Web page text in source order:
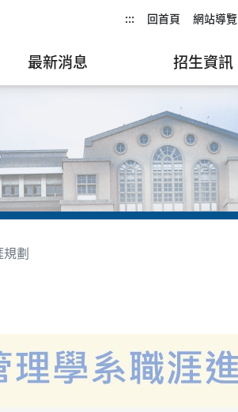
::: 回首頁 網站導覽
最新消息 招生資訊
劃